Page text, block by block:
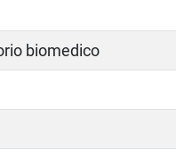
biomedico